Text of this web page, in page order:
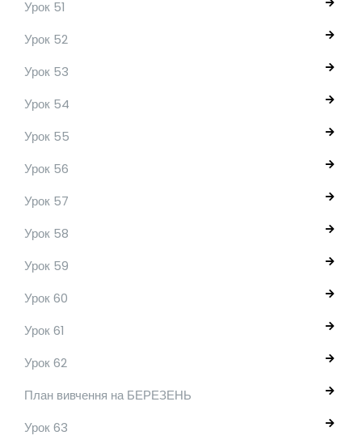
Урок 51
Урок 52
Урок 53
Урок 54
Урок 55
Урок 56
Урок 57
Урок 58
Урок 59
Урок 60
Урок 61
Урок 62
План вивчення на БЕРЕЗЕНЬ
Урок 63